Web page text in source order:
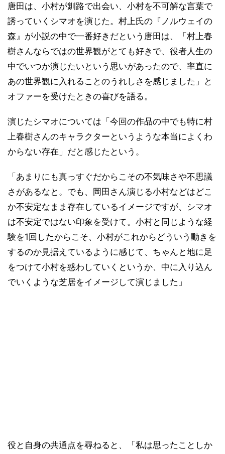
唐田は、小村が釧路で出会い、小村を不可解な言葉で
誘っていくシマオを演じた。村上氏の『ノルウェイの
森』が小説の中で一番好きだという唐田は、「村上春
樹さんならではの世界観がとても好きで、役者人生の
中でいつか演じたいという思いがあったので、率直に
あの世界観に入れることのうれしさを感じました」と
オファーを受けたときの喜びを語る。
演じたシマオについては「今回の作品の中でも特に村
上春樹さんのキャラクターというような本当によくわ
からない存在」だと感じたという。
「あまりにも真っすぐだからこその不気味さや不思議
さがあるなと。でも、岡田さん演じる小村などはどこ
か不安定なまま存在しているイメージですが、シマオ
は不安定ではない印象を受けて。小村と同じような経
験を1回したからこそ、小村がこれからどういう動きを
するのか見据えているように感じて、ちゃんと地に足
をつけて小村を惑わしていくというか、中に入り込ん
でいくような芝居をイメージして演じました」
役と自身の共通点を尋ねると、「私は思ったことしか